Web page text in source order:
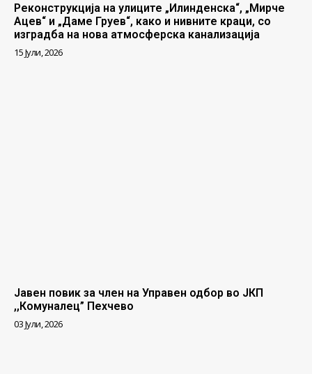
Реконструкција на улиците „Илинденска“, „Мирче
Ацев“ и „Даме Груев“, како и нивните краци, со
изградба на нова атмосферска канализација
15 Јули, 2026
Јавен повик за член на Управен одбор во ЈКП
,,Комуналец” Пехчево
03 Јули, 2026